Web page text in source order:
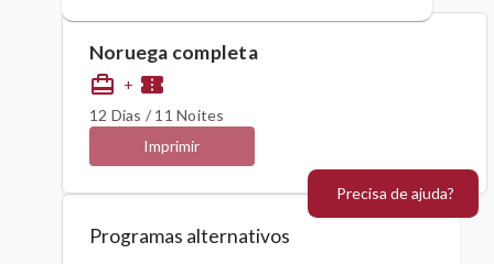
Programas alternativos
Noruega completa
card_travel + confirmation_number
12 Dias / 11 Noites
Imprimir
Precisa de ajuda?